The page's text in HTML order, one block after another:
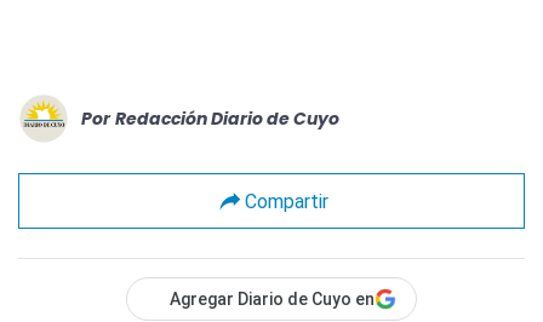
Por Redacción Diario de Cuyo
Compartir
Agregar Diario de Cuyo en